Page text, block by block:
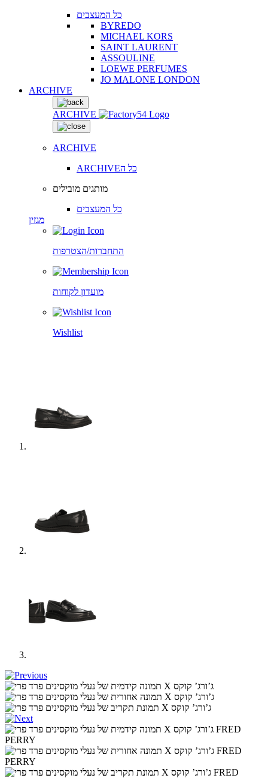
כל המעצבים
BYREDO
MICHAEL KORS
SAINT LAURENT
ASSOULINE
LOEWE PERFUMES
JO MALONE LONDON
ARCHIVE
ARCHIVE
ARCHIVE
ARCHIVEכל ה
מותגים מובילים
כל המעצבים
מגזין
התחברות/הצטרפות
מועדון לקוחות
Wishlist